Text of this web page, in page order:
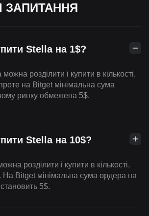
ЗАПИТАННЯ
Stella на 1$?
розділити і купити в кількості,
на Bitget мінімальна сума
ринку обмежена 5$.
Stella на 10$?
розділити і купити в кількості,
Bitget мінімальна сума ордера на
5$.